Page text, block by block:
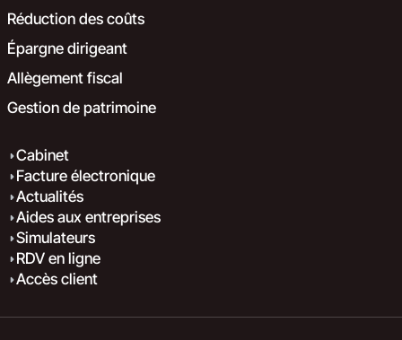
Réduction des coûts
Épargne dirigeant
Allègement fiscal
Gestion de patrimoine
Cabinet
Facture électronique
Actualités
Aides aux entreprises
Simulateurs
RDV en ligne
Accès client